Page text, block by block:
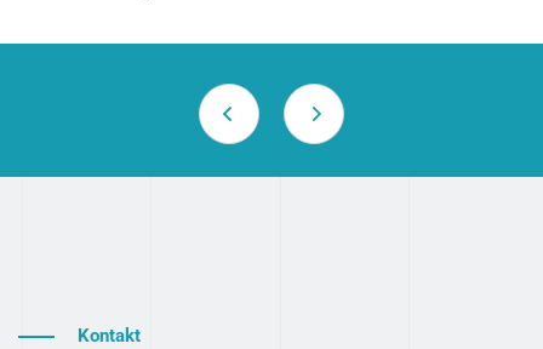
Kontakt